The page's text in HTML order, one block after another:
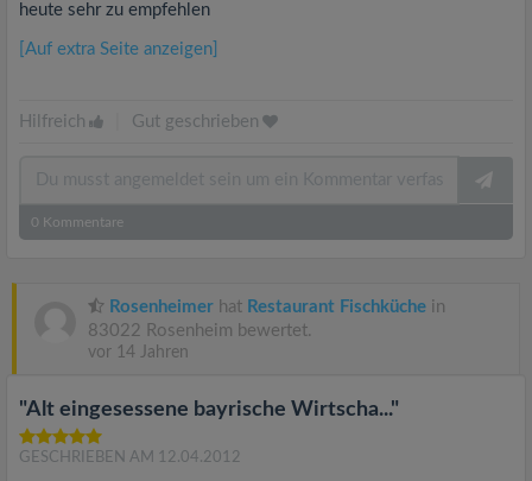
heute sehr zu empfehlen
[Auf extra Seite anzeigen]
Hilfreich Gut geschrieben
0 Kommentare
Rosenheimer hat Restaurant Fischküche in
83022 Rosenheim bewertet.
vor 14 Jahren
"Alt eingesessene bayrische Wirtscha..."
GESCHRIEBEN AM 12.04.2012